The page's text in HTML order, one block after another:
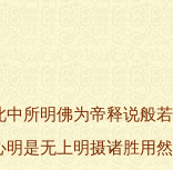
所明佛为帝释说般
是无上明摄诸胜用